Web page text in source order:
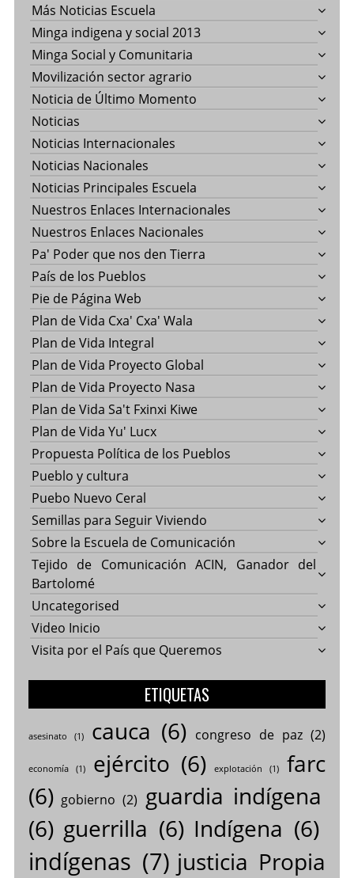
Más Noticias Escuela
Minga indigena y social 2013
Minga Social y Comunitaria
Movilización sector agrario
Noticia de Último Momento
Noticias
Noticias Internacionales
Noticias Nacionales
Noticias Principales Escuela
Nuestros Enlaces Internacionales
Nuestros Enlaces Nacionales
Pa' Poder que nos den Tierra
País de los Pueblos
Pie de Página Web
Plan de Vida Cxa' Cxa' Wala
Plan de Vida Integral
Plan de Vida Proyecto Global
Plan de Vida Proyecto Nasa
Plan de Vida Sa't Fxinxi Kiwe
Plan de Vida Yu' Lucx
Propuesta Política de los Pueblos
Pueblo y cultura
Puebo Nuevo Ceral
Semillas para Seguir Viviendo
Sobre la Escuela de Comunicación
Tejido de Comunicación ACIN, Ganador del
Bartolomé
Uncategorised
Video Inicio
Visita por el País que Queremos
ETIQUETAS
asesinato (1) cauca (6) congreso de paz(2)
economía(1) ejército (6) explotación (1)
farc
(6) gobierno (2) guardia indígena
(6) guerrilla (6) Indígena (6)
indígenas (7) justicia Propia